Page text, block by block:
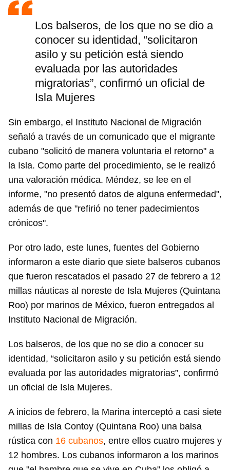
Los balseros, de los que no se dio a
conocer su identidad, “solicitaron
asilo y su petición está siendo
evaluada por las autoridades
migratorias”, confirmó un oficial de
Isla Mujeres
Sin embargo, el Instituto Nacional de Migración
señaló a través de un comunicado que el migrante
cubano "solicitó de manera voluntaria el retorno" a
la Isla. Como parte del procedimiento, se le realizó
una valoración médica. Méndez, se lee en el
informe, "no presentó datos de alguna enfermedad",
además de que "refirió no tener padecimientos
crónicos".
Por otro lado, este lunes, fuentes del Gobierno
informaron a este diario que siete balseros cubanos
que fueron rescatados el pasado 27 de febrero a 12
millas náuticas al noreste de Isla Mujeres (Quintana
Roo) por marinos de México, fueron entregados al
Instituto Nacional de Migración.
Los balseros, de los que no se dio a conocer su
identidad, “solicitaron asilo y su petición está siendo
evaluada por las autoridades migratorias”, confirmó
un oficial de Isla Mujeres.
A inicios de febrero, la Marina interceptó a casi siete
millas de Isla Contoy (Quintana Roo) una balsa
rústica con 16 cubanos, entre ellos cuatro mujeres y
12 hombres. Los cubanos informaron a los marinos